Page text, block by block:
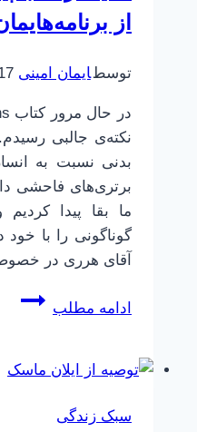
از
توسطایمان امینی 18
نکته‌ی جالبی رسیدم.
بدنی نسبت به
برتری‌های فاحشی
ما بقا پیدا کردیم
گوناگونی را با خود
آقای هرری در
ادامه مطلب
تکنیک
/
سبک زندگی